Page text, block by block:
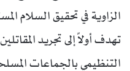
الزاوية في تحقيق السلام
تهدف أولاً إلى تجريد
التنظيمي بالجماعات